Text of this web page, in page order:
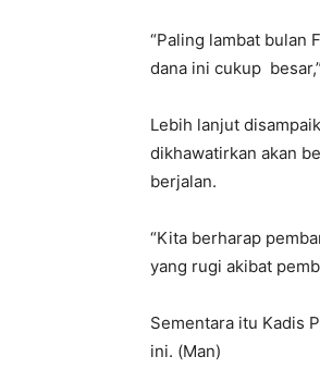
“Paling lambat bulan
dana ini cukup
Lebih lanjut
dikhawatirkan akan
berjalan.
“Kita berharap
yang rugi akibat
Sementara itu Kadis
ini. (Man)